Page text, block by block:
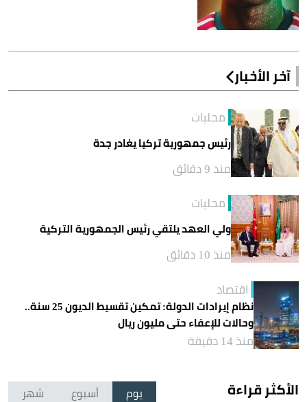
آخر الأخبار
محليات
رئيس جمهورية تركيا يغادر جدة
منذ 9 دقائق
محليات
ولي العهد يلتقي رئيس الجمهورية التركية
منذ 10 دقائق
اقتصاد
نظام إيرادات الدولة: تمكين تقسيط الديون 25 سنة..
وحالات للإعفاء حتى مليون ريال
منذ 14 دقيقة
الأكثر قراءة يوم أسبوع شهر